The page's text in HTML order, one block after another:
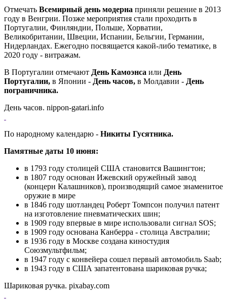
Отмечать Всемирный день модерна приняли решение в 2013
году в Венгрии. Позже мероприятия стали проходить в
Португалии, Финляндии, Польше, Хорватии,
Великобритании, Швеции, Испании, Бельгии, Германии,
Нидерландах. Ежегодно посвящается какой-либо тематике, в
2020 году - витражам.
В Португалии отмечают День Камоэнса или День
Португалии, в Японии - День часов, в Молдавии - День
пограничника.
День часов. nippon-gatari.info
По народному календарю - Никиты Гусятника.
Памятные даты 10 июня:
в 1793 году столицей США становится Вашингтон;
в 1807 году основан Ижевский оружейный завод
(концерн Калашников), производящий самое знаменитое
оружие в мире
в 1846 году шотландец Роберт Томпсон получил патент
на изготовление пневматических шин;
в 1909 году впервые в мире использовали сигнал SOS;
в 1909 году основана Канберра - столица Австралии;
в 1936 году в Москве создана киностудия
Союзмультфильм;
в 1947 году с конвейера сошел первый автомобиль Saab;
в 1943 году в США запатентована шариковая ручка;
Шариковая ручка. pixabay.com